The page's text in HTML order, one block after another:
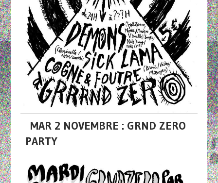
MAR 2 NOVEMBRE : GRND ZERO
PARTY